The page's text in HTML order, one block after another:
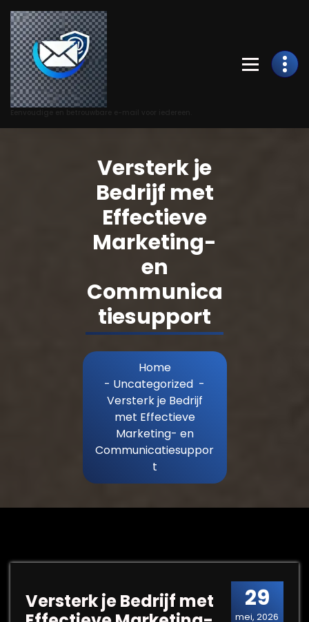
Skip
to
Content
Versterk je
Bedrijf met
Effectieve
Marketing-
en
Communica
tiesupport
Home
- Uncategorized -
Versterk je Bedrijf
met Effectieve
Marketing- en
Communicatiesuppor
t
29
mei, 2026
Versterk je Bedrijf met